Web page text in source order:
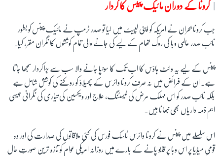
کرونا کے دوران مائیک پینس کا کردار
جب کرونا بحران نے امریکہ کو اپنی لپیٹ میں لیا تو صدر ٹرمپ نے مائیک پینس کو بطور
نائب صدر عالمی وبا کی روک تھام کے لیے کی جانے والی تمام کوششوں کا نگران مقرر کیا۔
پینس کے لیے یہ وائٹ ہاؤس کا اب تک کا سونپا جانے والا سب سے بڑا کردار سمجھا جاتا
ہے۔ ان کے فرائض میں نہ صرف کرونا وائرس کے پھیلاؤ کو روکنے کی کوشش شامل ہے
بلکہ نائب صدر کو اس مہلک مرض کی ٹیسٹنگ، علاج اور ویکسین کی تیاری کی نگرانی جیسی
اہم ذمہ داریاں بھی نبھانا ہیں۔
اس سلسلے میں پینس نے کرونا وائرس ٹاسک فورس کی کئی ملاقاتوں کی صدارت کی اور وہ
قومی میڈیا پر اس وبا پر قابو پانے کے بارے میں روزانہ امریکی عوام کو تازہ ترین صورتِ حال